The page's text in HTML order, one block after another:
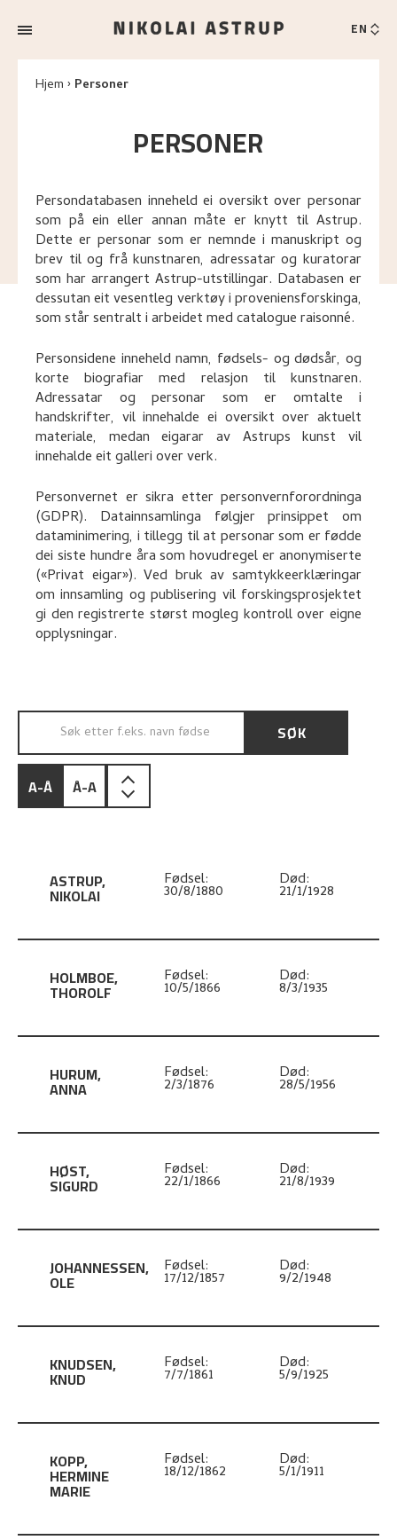
EN
Hjem Personer
PERSONER
Persondatabasen inneheld ei oversikt over personar
som på ein eller annan måte er knytt til Astrup.
Dette er personar som er nemnde i manuskript og
brev til og frå kunstnaren, adressatar og kuratorar
som har arrangert Astrup-utstillingar. Databasen er
dessutan eit vesentleg verktøy i proveniensforskinga,
som står sentralt i arbeidet med catalogue raisonné.
Personsidene inneheld namn, fødsels- og dødsår, og
korte biografiar med relasjon til kunstnaren.
Adressatar og personar som er omtalte i
handskrifter, vil innehalde ei oversikt over aktuelt
materiale, medan eigarar av Astrups kunst vil
innehalde eit galleri over verk.
Personvernet er sikra etter personvernforordninga
(GDPR). Datainnsamlinga følgjer prinsippet om
dataminimering, i tillegg til at personar som er fødde
dei siste hundre åra som hovudregel er anonymiserte
(«Privat eigar»). Ved bruk av samtykkeerklæringar
om innsamling og publisering vil forskingsprosjektet
gi den registrerte størst mogleg kontroll over eigne
opplysningar.
SØK ETTER F.EKS. NAVN FØDSELSDATOSØK
A-Å Å-A
ASTRUP,
NIKOLAI
Fødsel:
30/8/1880
Død:
21/1/1928
HOLMBOE,
THOROLF
Fødsel:
10/5/1866
Død:
8/3/1935
HURUM,
ANNA
Fødsel:
2/3/1876
Død:
28/5/1956
HØST,
SIGURD
Fødsel:
22/1/1866
Død:
21/8/1939
JOHANNESSEN,
OLE
Fødsel:
17/12/1857
Død:
9/2/1948
KNUDSEN,
KNUD
Fødsel:
7/7/1861
Død:
5/9/1925
KOPP,
HERMINE
MARIE
Fødsel:
18/12/1862
Død:
5/1/1911